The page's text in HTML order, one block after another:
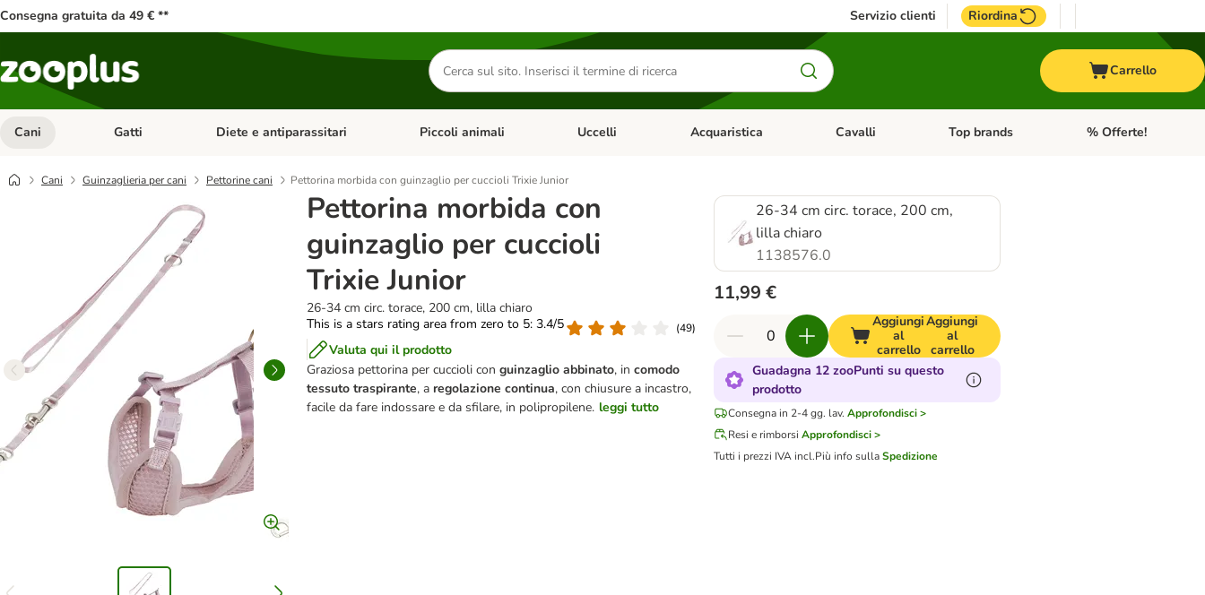
Consegna gratuita da 49 € ** Servizio clienti Riordina
Cerca
prodotti
Carrello
Cani Apri Menu Categoria: Cani
Gatti Apri Menu Categoria: Gatti
Diete e antiparassitari Apri Menu Categoria: Diete e antiparassitari
Piccoli animali Apri Menu Categoria: Piccoli animali
Uccelli Apri Menu Categoria: Uccelli
Acquaristica Apri Menu Categoria: Acquaristica
Cavalli Apri Menu Categoria: Cavalli
Top brands Apri Menu Categoria:
% Offerte!
Cani Guinzaglieria per cani Pettorine cani Pettorina morbida con guinzaglio per cuccioli Trixie Junior
Pettorina morbida con
guinzaglio per cuccioli
Trixie Junior
26-34 cm circ. torace, 200 cm, lilla chiaro
This is a stars rating area from zero to 5: 3.4/5
(49)
Valuta qui il prodotto
Graziosa pettorina per cuccioli con guinzaglio abbinato, in comodo
tessuto traspirante, a regolazione continua, con chiusure a incastro,
facile da fare indossare e da sfilare, in polipropilene. leggi tutto
26-34 cm circ. torace, 200 cm,
lilla chiaro
1138576.0
11,99 €
Aggiungi
al
carrello
Aggiungi
al
carrello
Guadagna 12 zooPunti su questo
prodotto
Consegna in 2-4 gg. lav. Approfondisci >
Resi e rimborsi Approfondisci >
Tutti i prezzi IVA incl.Più info sullaSpedizione